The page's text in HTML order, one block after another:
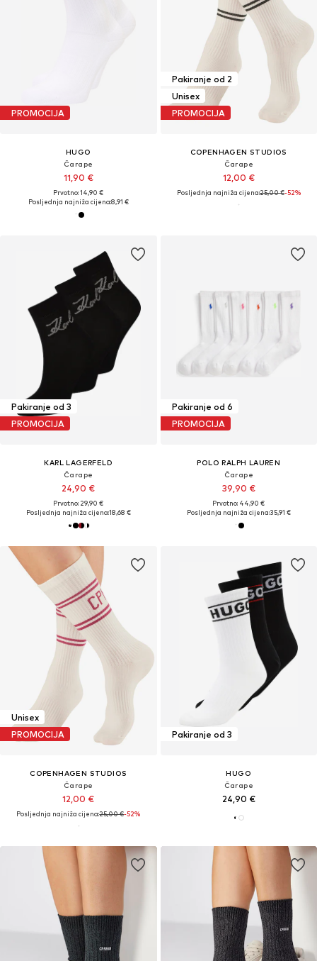
PROMOCIJA
HUGO
Čarape
11,90 €
Prvotno: 14,90 €
Posljednja najniža cijena:8,91 €
Pakiranje od 2
Unisex
PROMOCIJA
COPENHAGEN STUDIOS
Čarape
12,00 €
Posljednja najniža cijena:25,00 €-52%
Pakiranje od 3
PROMOCIJA
KARL LAGERFELD
Čarape
24,90 €
Prvotno: 29,90 €
Posljednja najniža cijena:18,68 €
Pakiranje od 6
PROMOCIJA
POLO RALPH LAUREN
Čarape
39,90 €
Prvotno: 44,90 €
Posljednja najniža cijena:35,91 €
Unisex
PROMOCIJA
COPENHAGEN STUDIOS
Čarape
12,00 €
Posljednja najniža cijena:25,00 €-52%
Pakiranje od 3
HUGO
Čarape
24,90 €